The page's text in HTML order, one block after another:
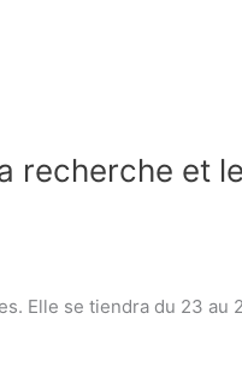
recherche et le
Elle se tiendra du 23 au